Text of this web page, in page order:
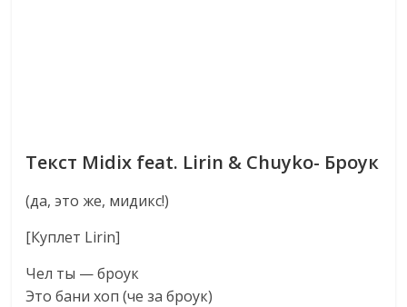
Текст Midix feat. Lirin & Chuyko- Броук
(да, это же, мидикс!)
[Куплет Lirin]
Чел ты — броук
Это бани хоп (че за броук)